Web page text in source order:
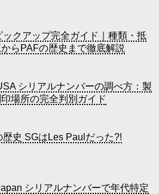
ックアップ完全ガイド｜種類・抵
らPAFの歴史まで徹底解説
シリアルナンバーの調べ方：製
場所の完全判別ガイド
歴史 SGはLes Paulだった?!
シリアルナンバーで年代特定